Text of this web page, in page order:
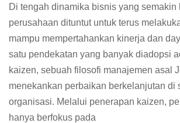
Di tengah dinamika bisnis yang semakin
perusahaan dituntut untuk terus
mampu mempertahankan kinerja dan
satu pendekatan yang banyak diadopsi
kaizen, sebuah filosofi manajemen asal
menekankan perbaikan berkelanjutan di
organisasi. Melalui penerapan kaizen,
hanya berfokus pada